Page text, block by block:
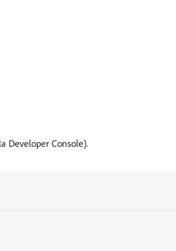
Developer Console).